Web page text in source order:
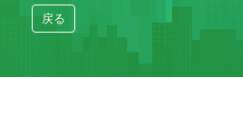
戻る